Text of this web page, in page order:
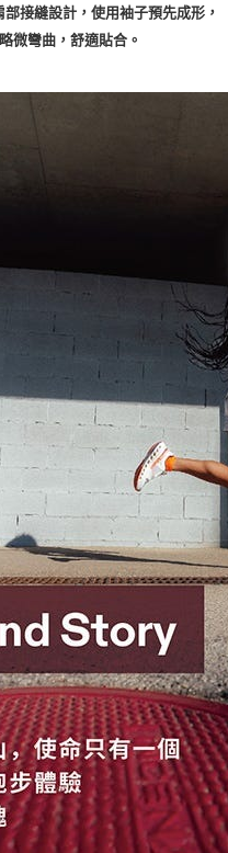
接縫設計，使用袖子預先成形，
略微彎曲，舒適貼合。